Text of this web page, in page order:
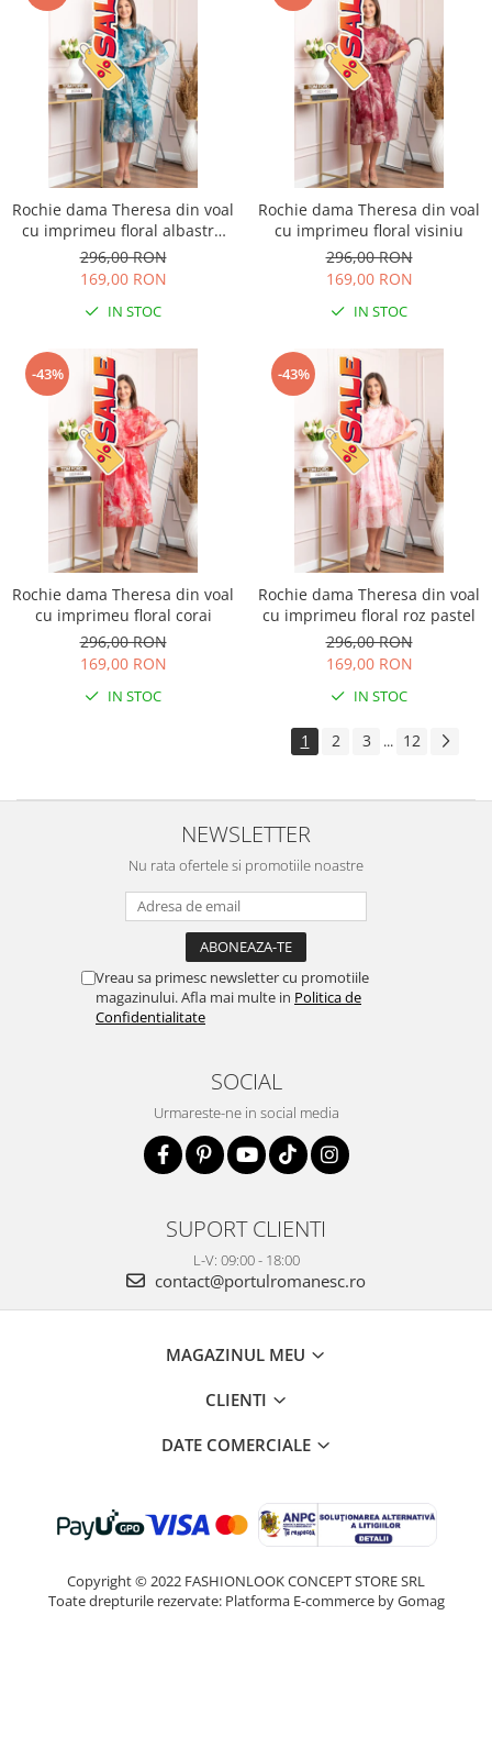
Rochie dama Theresa din voal
cu imprimeu floral albastru
petrol
296,00 RON
169,00 RON
IN STOC
Rochie dama Theresa din voal
cu imprimeu floral visiniu
296,00 RON
169,00 RON
IN STOC
-43%
Rochie dama Theresa din voal
cu imprimeu floral corai
296,00 RON
169,00 RON
IN STOC
-43%
Rochie dama Theresa din voal
cu imprimeu floral roz pastel
296,00 RON
169,00 RON
IN STOC
1 2 3 ... 12
NEWSLETTER
Nu rata ofertele si promotiile noastre
Vreau sa primesc newsletter cu promotiile
magazinului. Afla mai multe in Politica de
Confidentialitate
SOCIAL
Urmareste-ne in social media
SUPORT CLIENTI
L-V: 09:00 - 18:00
contact@portulromanesc.ro
MAGAZINUL MEU
CLIENTI
DATE COMERCIALE
Copyright © 2022 FASHIONLOOK CONCEPT STORE SRL
Toate drepturile rezervate: Platforma E-commerce by Gomag